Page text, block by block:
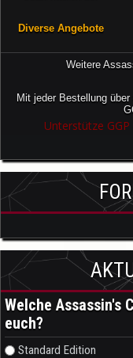
Diverse Angebote
Weitere
Mit jeder Bestellung
Unterstütze
Welche Assassin's
euch?
Auswahlmöglichkeiten
Standard Edition